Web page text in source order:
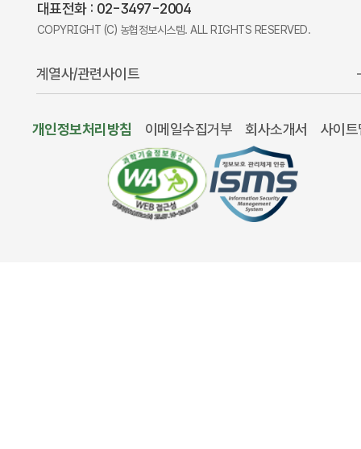
대표전화 : 02-3497-2004
COPYRIGHT (C) 농협정보시스템.ALL RIGHTS RESERVED.
계열사/관련사이트
개인정보처리방침 이메일수집거부 회사소개서 사이